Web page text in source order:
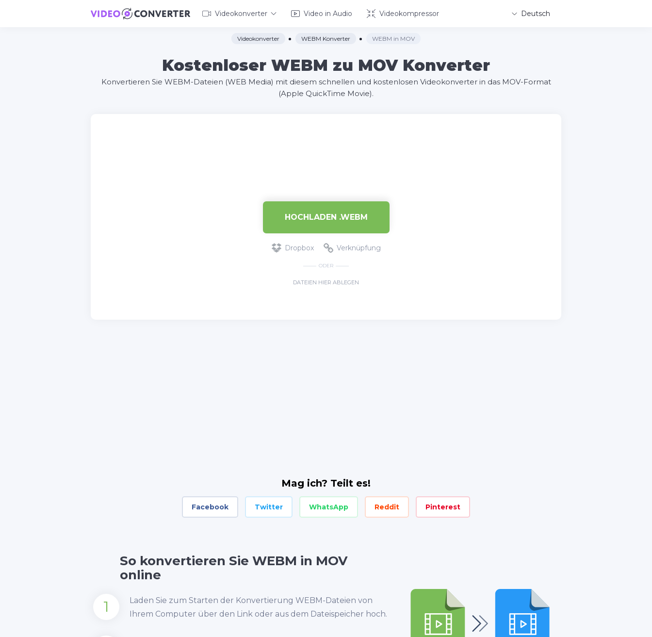
Videokonverter Video in Audio Videokompressor Deutsch
Videokonverter WEBM Konverter WEBM in MOV
Kostenloser WEBM zu MOV Konverter
Konvertieren Sie WEBM-Dateien (WEB Media) mit diesem schnellen und kostenlosen Videokonverter in das MOV-Format
(Apple QuickTime Movie).
HOCHLADEN .WEBM
Dropbox Verknüpfung
ODER
DATEIEN HIER ABLEGEN
Mag ich? Teilt es!
Facebook Twitter WhatsApp Reddit Pinterest
So konvertieren Sie WEBM in MOV
online
1
Laden Sie zum Starten der Konvertierung WEBM-Dateien von
Ihrem Computer über den Link oder aus dem Dateispeicher hoch.